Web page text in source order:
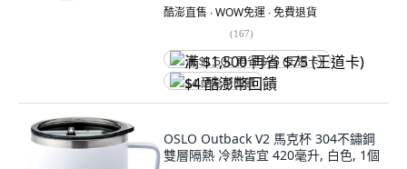
酷澎直售 ∙ WOW免運 ∙ 免費退貨
(167)
满 $1,500 再省 $75 (王道卡)
$4 酷澎幣回饋
OSLO Outback V2 馬克杯 304不鏽鋼
雙層隔熱 冷熱皆宜 420毫升, 白色, 1個